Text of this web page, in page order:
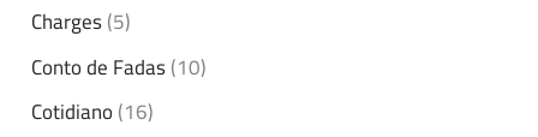
Charges(5)
Conto de Fadas(10)
Cotidiano(16)